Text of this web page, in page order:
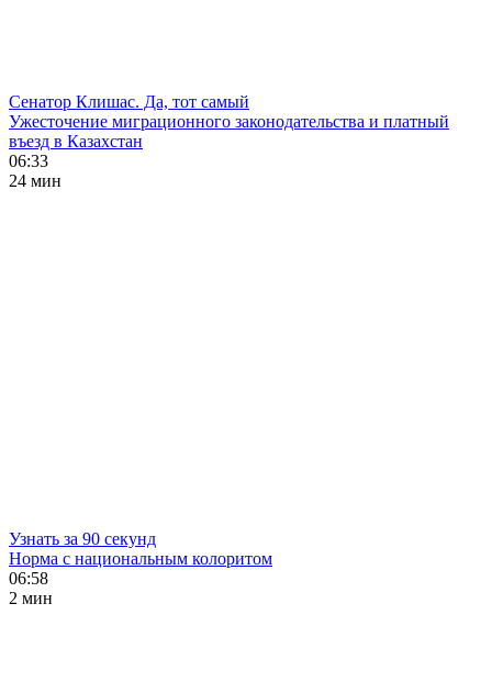
Сенатор Клишас. Да, тот самый
Ужесточение миграционного законодательства и платный
въезд в Казахстан
06:33
24 мин
Узнать за 90 секунд
Норма с национальным колоритом
06:58
2 мин